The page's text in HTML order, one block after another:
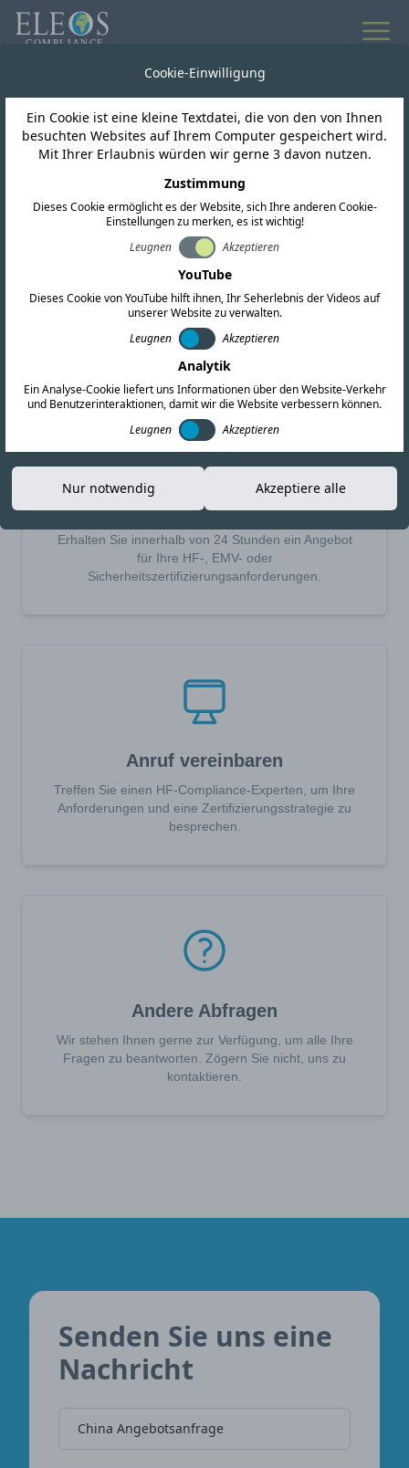
FORDERN SIE EIN ANGEBOT AN
Kontaktieren Sie uns noch
heute
Wir unterstützen Sie bei all Ihren globalen
Compliance-Anforderungen. Füllen Sie das
untenstehende Formular aus oder wenden Sie
sich direkt an unsere Niederlassungen weltweit.
Angebot anfordern
Erhalten Sie innerhalb von 24 Stunden ein Angebot
für Ihre HF-, EMV- oder
Sicherheitszertifizierungsanforderungen.
Anruf vereinbaren
Treffen Sie einen HF-Compliance-Experten, um Ihre
Anforderungen und eine Zertifizierungsstrategie zu
besprechen.
Andere Abfragen
Wir stehen Ihnen gerne zur Verfügung, um alle Ihre
Fragen zu beantworten. Zögern Sie nicht, uns zu
kontaktieren.
Senden Sie uns eine
Nachricht
Cookie-Einwilligung
Ein Cookie ist eine kleine Textdatei, die von den von Ihnen
besuchten Websites auf Ihrem Computer gespeichert wird.
Mit Ihrer Erlaubnis würden wir gerne 3 davon nutzen.
Zustimmung
Dieses Cookie ermöglicht es der Website, sich Ihre anderen Cookie-
Einstellungen zu merken, es ist wichtig!
Leugnen
Akzeptieren
YouTube
Dieses Cookie von YouTube hilft ihnen, Ihr Seherlebnis der Videos auf
unserer Website zu verwalten.
Leugnen
Akzeptieren
Analytik
Ein Analyse-Cookie liefert uns Informationen über den Website-Verkehr
und Benutzerinteraktionen, damit wir die Website verbessern können.
Leugnen
Akzeptieren
Nur notwendig Akzeptiere alle